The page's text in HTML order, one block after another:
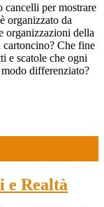
cancelli per mostrare
organizzato da
organizzazioni della
Che fine
e scatole che ogni
differenziato?
e Realtà